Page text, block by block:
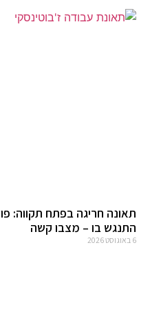
תאונה חריגה בפתח תקווה:
התנגש בו – מצבו קשה
6 באוגוסט 2026